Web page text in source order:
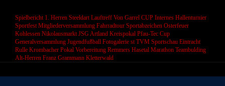
Spielbericht 1. Herren Steeldart Lauftreff Von Garrel CUP Internes Hallenturnier
Sportfest Mitgliederversammlung Fahrradtour Sportabzeichen Osterfeuer
Kohlessen Nikolausmarkt JSG Artland Kreispokal Pfau-Tec Cup
Generalversammlung Jugendfußball Fotogalerie st TVM Sportschau Eintracht
Rulle Krombacher Pokal Vorbereitung Remmers Hasetal Marathon Teambulding
Alt-Herren Franz Grammann Kletterwald